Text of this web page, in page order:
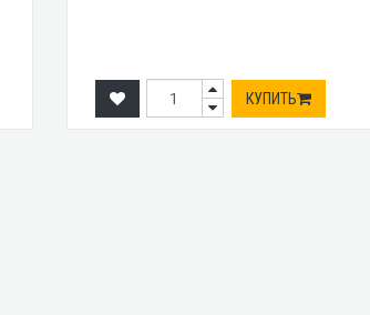
КУПИТЬ